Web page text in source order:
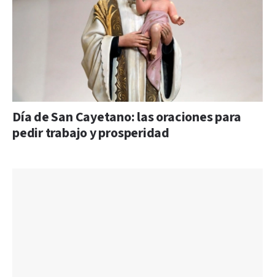
Día de San Cayetano: las oraciones para
pedir trabajo y prosperidad